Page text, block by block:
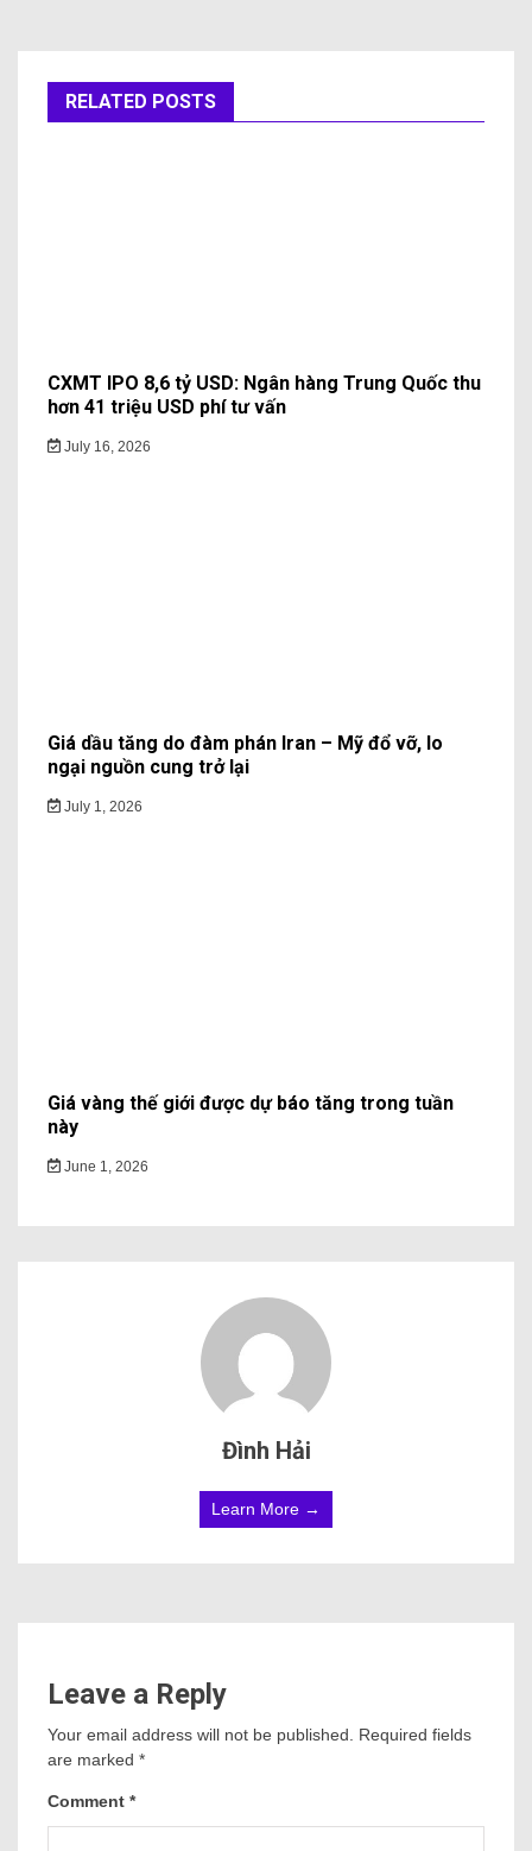
RELATED POSTS
CXMT IPO 8,6 tỷ USD: Ngân hàng Trung Quốc thu
hơn 41 triệu USD phí tư vấn
July 16, 2026
Giá dầu tăng do đàm phán Iran – Mỹ đổ vỡ, lo
ngại nguồn cung trở lại
July 1, 2026
Giá vàng thế giới được dự báo tăng trong tuần
này
June 1, 2026
Đình Hải
Learn More →
Leave a Reply
Your email address will not be published.
Required fields
are marked *
Comment *